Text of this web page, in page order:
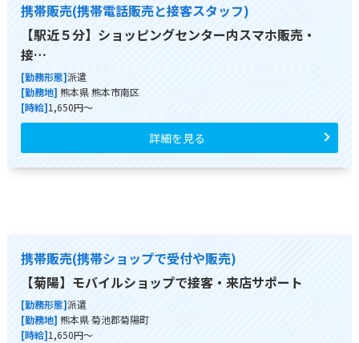
携帯販売(携帯電話販売と接客スタッフ)
【駅近５分】ショッピングセンター内スマホ販売・
接…
[勤務形態]派遣
[勤務地] 熊本県 熊本市南区
[時給]1,650円～
詳細を見る
携帯販売(携帯ショップで受付や販売)
【菊陽】モバイルショップで接客・来店サポート
[勤務形態]派遣
[勤務地] 熊本県 菊池郡菊陽町
[時給]1,650円～